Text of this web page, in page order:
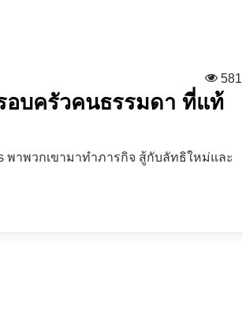
581
อบครัวคนธรรมดา ที่แท้
พาพวกเขามาทำภารกิจ สู้กับลัทธิใหม่และ